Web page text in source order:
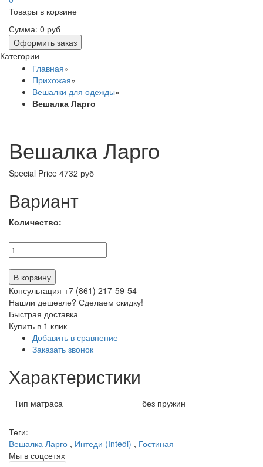
Товары в корзине
Сумма: 0 руб
Оформить заказ
Категории
Главная»
Прихожая»
Вешалки для одежды»
Вешалка Ларго
Вешалка Ларго
Special Price 4732 руб
Вариант
Количество:
В корзину
Консультация +7 (861) 217-59-54
Нашли дешевле? Сделаем скидку!
Быстрая доставка
Купить в 1 клик
Добавить в сравнение
Заказать звонок
Характеристики
Тип матраса без пружин
Теги:
Вешалка Ларго , Интеди (Intedi) , Гостиная
Мы в соцсетях